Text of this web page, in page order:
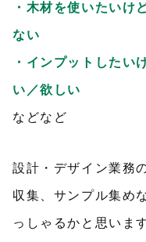
・木材を使いたいけ
ない
・インプットしたい
い／欲しい
などなど
設計・デザイン業務
収集、サンプル集め
っしゃるかと思いま